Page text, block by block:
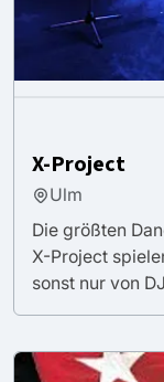
X-Project
Ulm
Die größten
X-Project
sonst nur von